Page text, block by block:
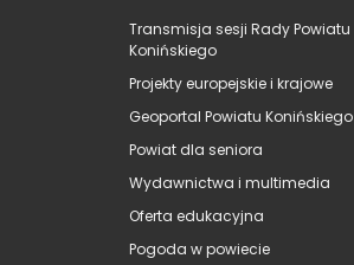
Transmisja sesji Rady Powiatu
Konińskiego
Projekty europejskie i krajowe
Geoportal Powiatu Konińskiego
Powiat dla seniora
Wydawnictwa i multimedia
Oferta edukacyjna
Pogoda w powiecie